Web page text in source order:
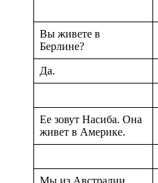
Вы живете в
Берлине?
Да.
Ее зовут Насиба. Она
живет в Америке.
Мы из Австралии.